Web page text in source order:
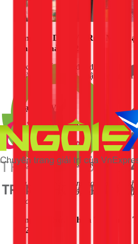
Bảng Giá Dịch Vụ Rửa Máy
(Tham Khảo 2026)
1Fix cam kết mang đến dịch vụ chất
lý và minh bạch. Kỹ thuật viên sẽ luôn
Loại Dịch Vụ
Vệ sinh máy lạnh treo tường (1HP -
2.5HP)
Vệ sinh máy lạnh âm trần / tủ đứng
Nạp gas bổ sung R22
Nạp gas bổ sung R32 / R410a
Lưu ý: Giá trên chỉ mang tính tham
vào vị trí lắp đặt khó, mức độ bẩn
khác.
Bảng Giá Sửa Chữa Tủ Lạnh,
01/2026)